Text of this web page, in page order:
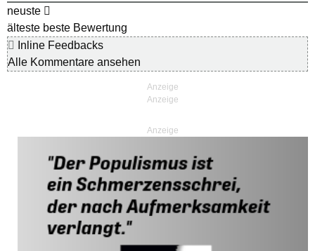
neuste
älteste beste Bewertung
Inline Feedbacks
Alle Kommentare ansehen
Anzeige